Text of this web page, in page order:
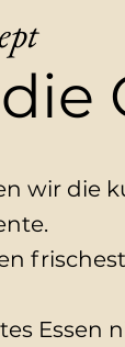
wir die
Essen